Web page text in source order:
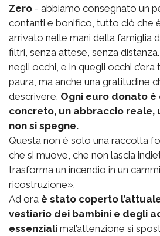
Zero - abbiamo consegnato un
contanti e bonifico, tutto ciò che
arrivato nelle mani della famiglia
filtri, senza attese, senza
negli occhi, e in quegli occhi
paura, ma anche una gratitudine
descrivere. Ogni euro donato
concreto, un abbraccio reale,
non si spegne.
Questa non è solo una raccolta
che si muove, che non lascia
trasforma un incendio in un
ricostruzione».
Ad ora è stato coperto
vestiario dei bambini e degli
essenziali mal’attenzione si